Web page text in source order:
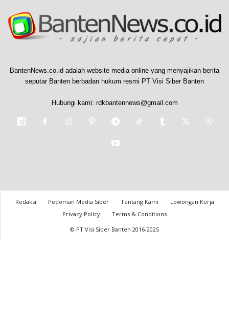
BantenNews.co.id adalah website media online yang menyajikan berita
seputar Banten berbadan hukum resmi PT Visi Siber Banten
Hubungi kami: rdkbantennews@gmail.com
Redaksi Pedoman Media Siber Tentang Kami
Lowongan Kerja
Privacy Policy
Terms & Conditions
© PT Visi Siber Banten 2016-2025